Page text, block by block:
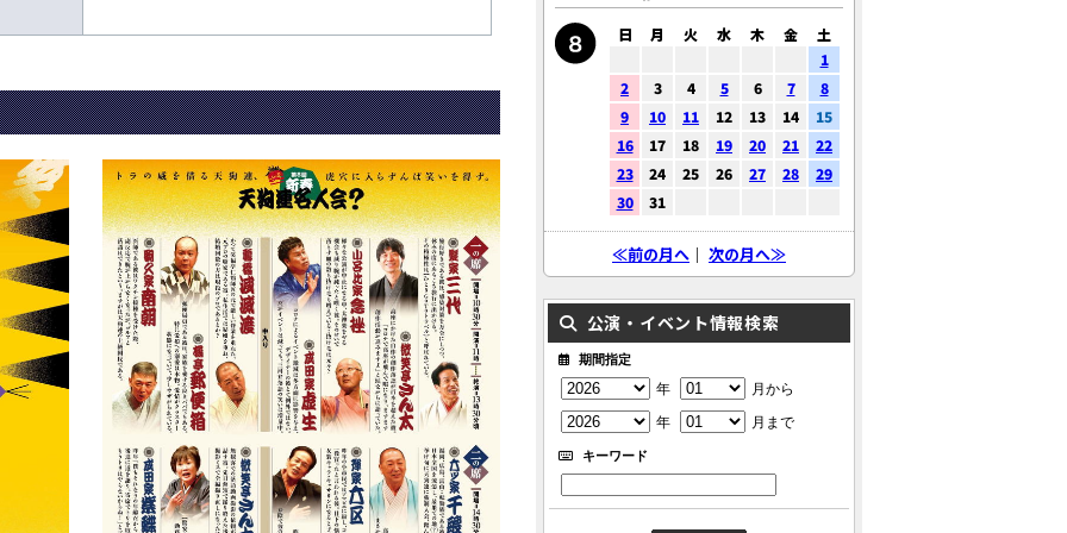
日 月 火 水 木 金
土
1
2
3 4 5 6 7
8
9
10 11 12 13 14
15
16
17 18 19 20 21
22
23
24 25 26 27 28
29
30
31
≪前の月へ ｜ 次の月へ≫
公演・イベント情報検索
期間指定
年
月から
年
月まで
キーワード